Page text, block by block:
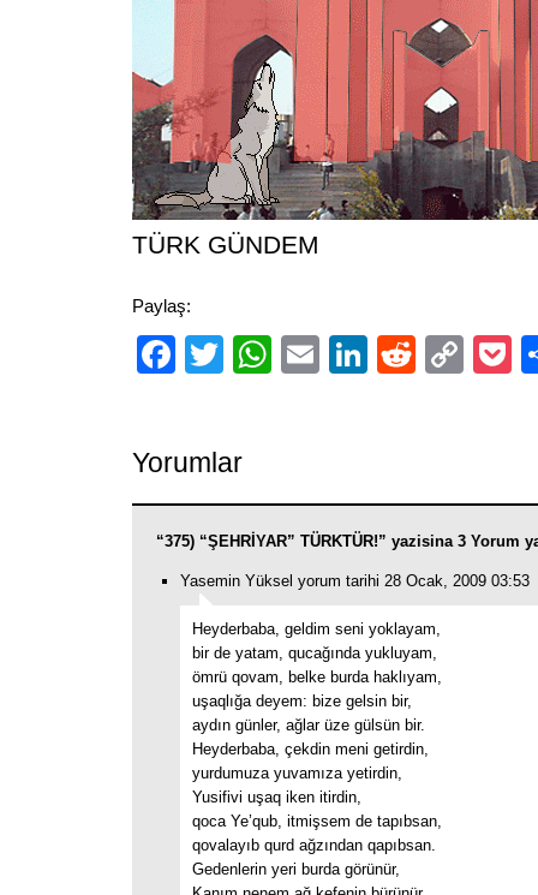
TÜRK GÜNDEM
Paylaş:
Facebook
TwitterWhatsApp
EmailLinkedIn
Reddit
Yorumlar
“375) “ŞEHRİYAR” TÜRKTÜR!” yazisina 3 Yorum
Yasemin Yüksel yorum tarihi 28 Ocak, 2009 03:53
Heyderbaba, geldim seni yoklayam,
bir de yatam, qucağında yukluyam,
ömrü qovam, belke burda haklıyam,
uşaqlığa deyem: bize gelsin bir,
aydın günler, ağlar üze gülsün bir.
Heyderbaba, çekdin meni getirdin,
yurdumuza yuvamıza yetirdin,
Yusifivi uşaq iken itirdin,
qoca Ye’qub, itmişsem de tapıbsan,
qovalayıb qurd ağzından qapıbsan.
Gedenlerin yeri burda görünür,